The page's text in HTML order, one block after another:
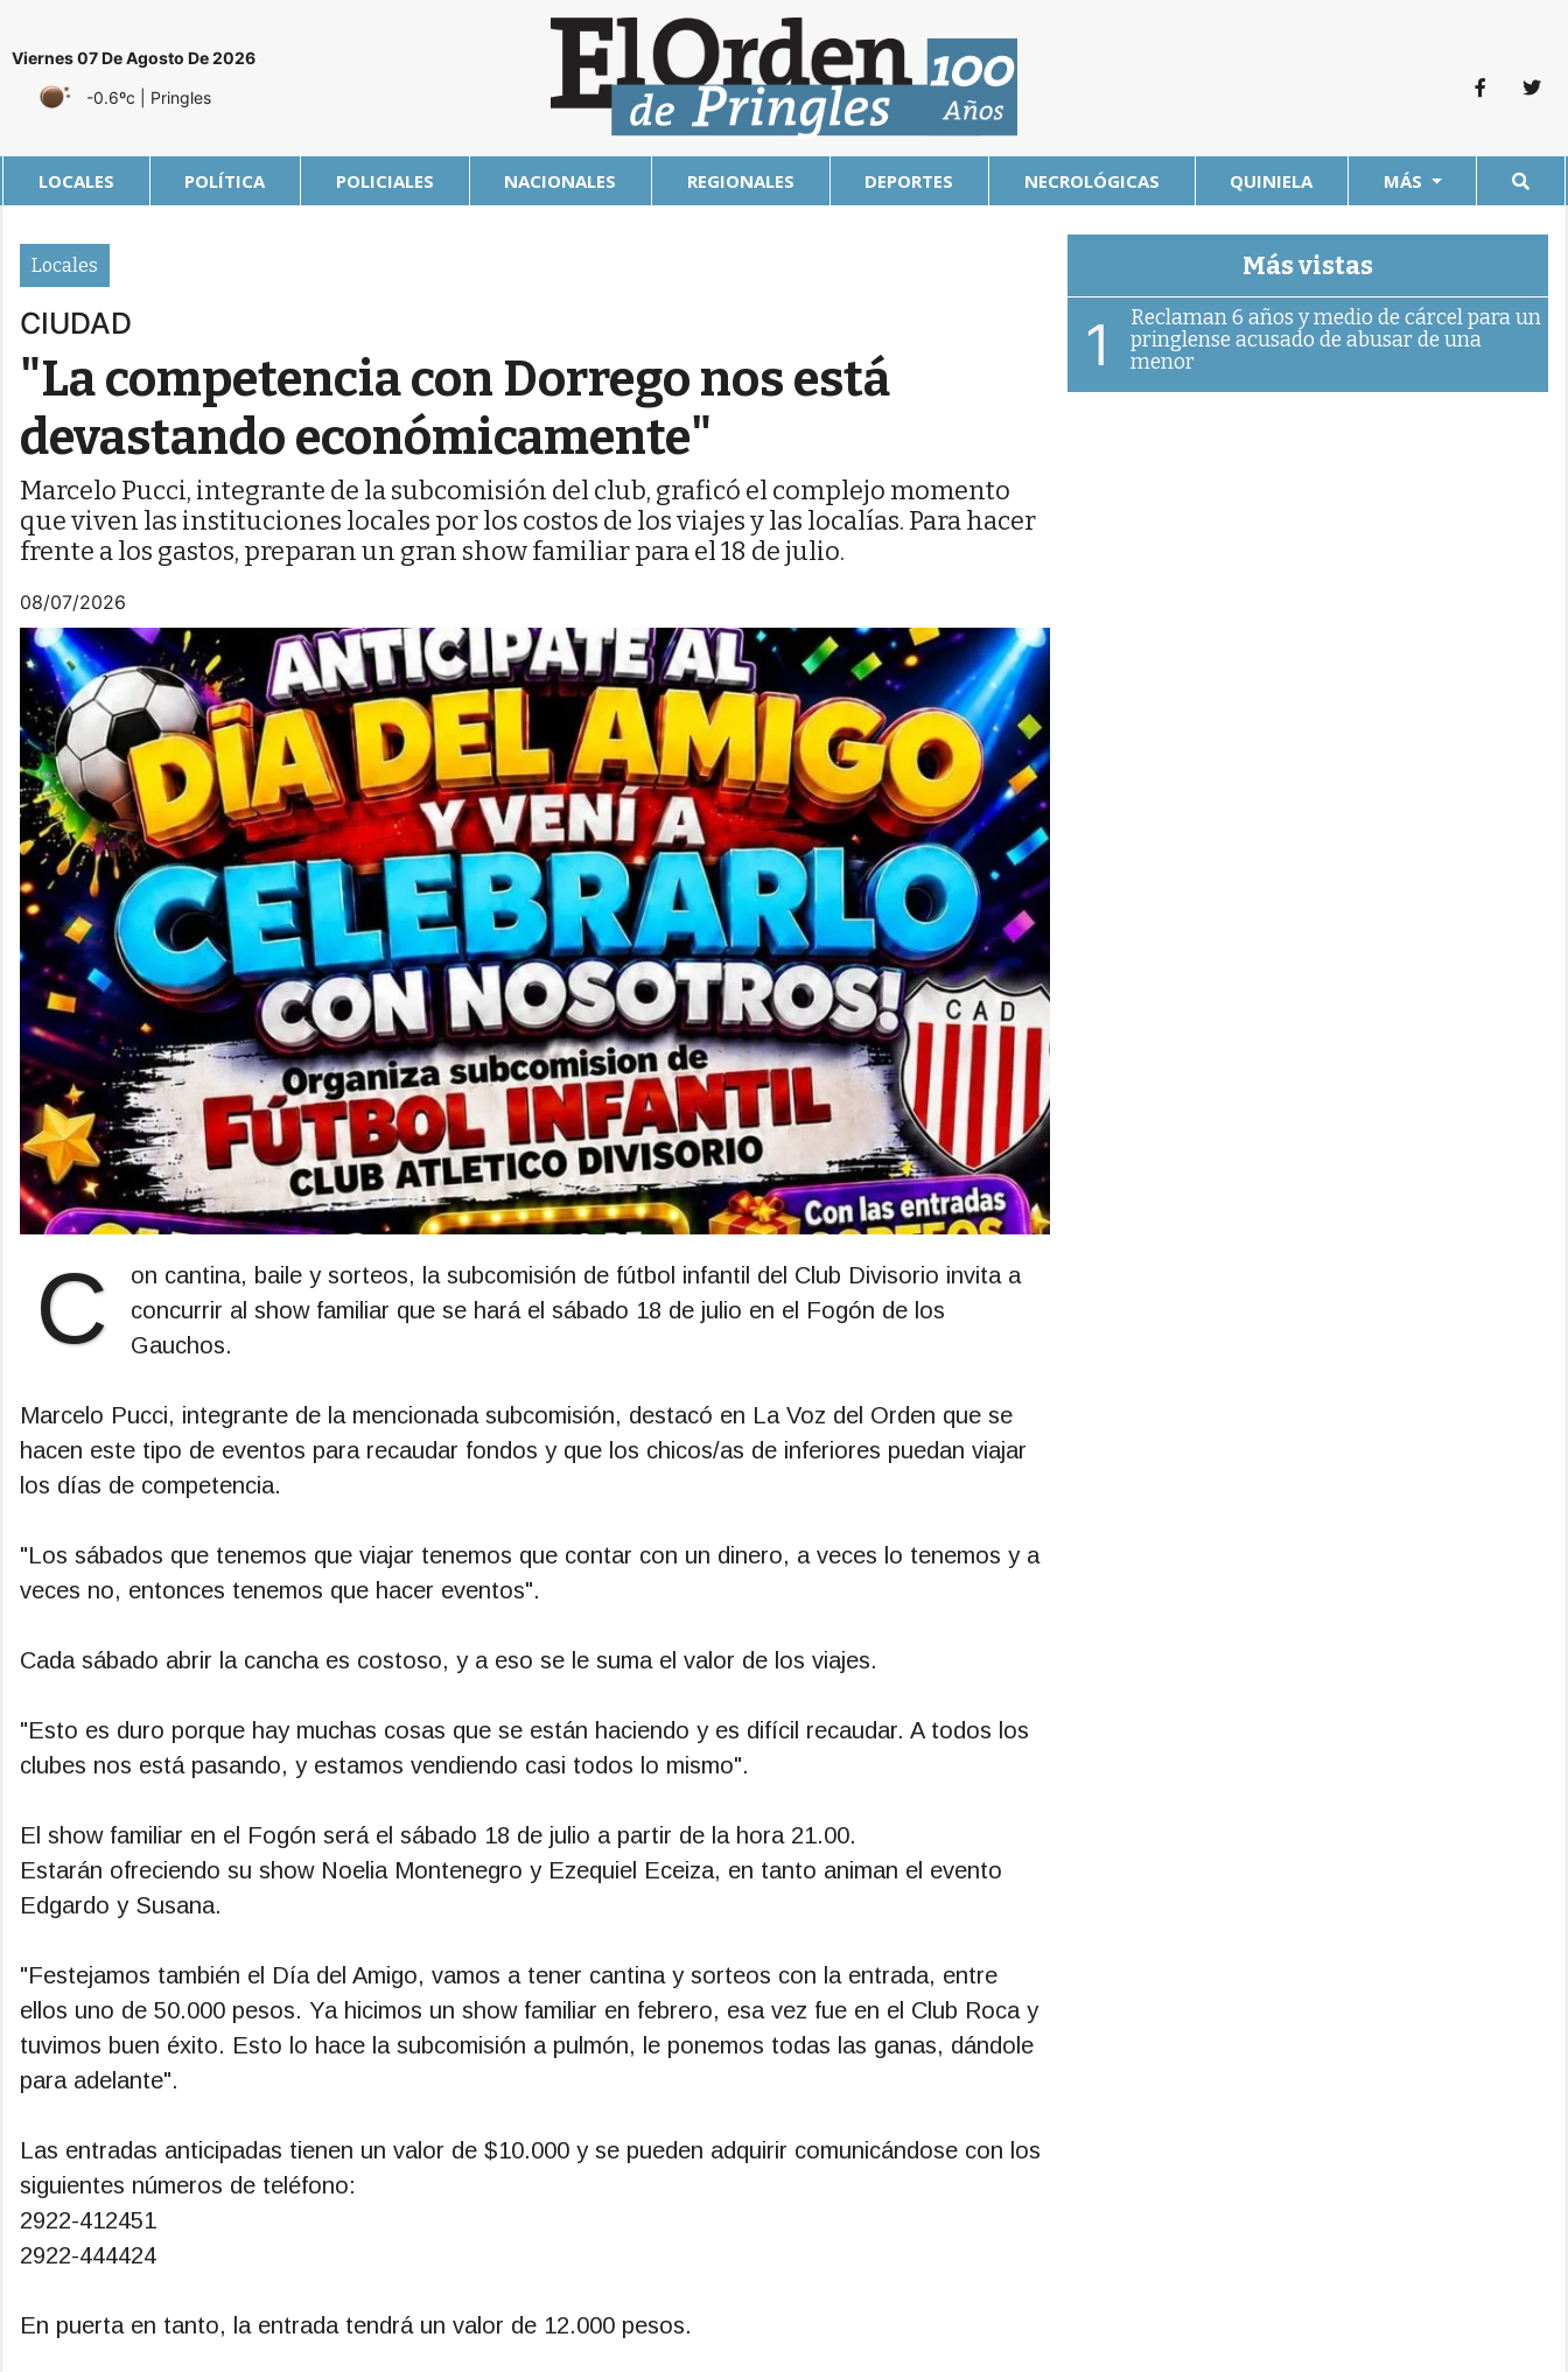
Viernes 07 De Agosto De 2026
-0.6ºc
| Pringles
LOCALES POLÍTICA POLICIALES NACIONALES REGIONALES DEPORTES NECROLÓGICAS QUINIELA MÁS
Locales
CIUDAD
"La competencia con Dorrego nos está
devastando económicamente"
Marcelo Pucci, integrante de la subcomisión del club, graficó el complejo momento
que viven las instituciones locales por los costos de los viajes y las localías. Para hacer
frente a los gastos, preparan un gran show familiar para el 18 de julio.
08/07/2026
C
on cantina, baile y sorteos, la subcomisión de fútbol infantil del Club Divisorio invita a
concurrir al show familiar que se hará el sábado 18 de julio en el Fogón de los
Gauchos.
Marcelo Pucci, integrante de la mencionada subcomisión, destacó en La Voz del Orden que se
hacen este tipo de eventos para recaudar fondos y que los chicos/as de inferiores puedan viajar
los días de competencia.
"Los sábados que tenemos que viajar tenemos que contar con un dinero, a veces lo tenemos y a
veces no, entonces tenemos que hacer eventos".
Cada sábado abrir la cancha es costoso, y a eso se le suma el valor de los viajes.
"Esto es duro porque hay muchas cosas que se están haciendo y es difícil recaudar. A todos los
clubes nos está pasando, y estamos vendiendo casi todos lo mismo".
El show familiar en el Fogón será el sábado 18 de julio a partir de la hora 21.00.
Estarán ofreciendo su show Noelia Montenegro y Ezequiel Eceiza, en tanto animan el evento
Edgardo y Susana.
"Festejamos también el Día del Amigo, vamos a tener cantina y sorteos con la entrada, entre
ellos uno de 50.000 pesos. Ya hicimos un show familiar en febrero, esa vez fue en el Club Roca y
tuvimos buen éxito. Esto lo hace la subcomisión a pulmón, le ponemos todas las ganas, dándole
para adelante".
Las entradas anticipadas tienen un valor de $10.000 y se pueden adquirir comunicándose con los
siguientes números de teléfono:
2922-412451
2922-444424
En puerta en tanto, la entrada tendrá un valor de 12.000 pesos.
Más vistas
1
Reclaman 6 años y medio de cárcel para un
pringlense acusado de abusar de una
menor